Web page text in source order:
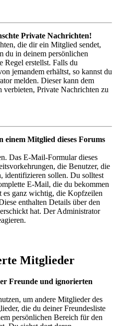
Private Nachrichten!
die dir ein Mitglied sendet,
du in deinem persönlichen
Regel erstellst. Falls du
jemandem erhältst, so kannst du
melden. Dieser kann dem
Private Nachrichten zu
einem Mitglied dieses Forums
Das E-Mail-Formular dieses
die Benutzer, die
identifizieren sollen. Du solltest
E-Mail, die du bekommen
es ganz wichtig, die Kopfzeilen
enthalten Details über den
hat. Der Administrator
Mitglieder
Freunde und ignorierten
um andere Mitglieder des
die du deiner Freundesliste
persönlichen Bereich für den